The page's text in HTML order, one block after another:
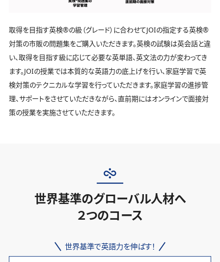
取得を目指す英検®️の級（グレード）に合わせてJOIの指定する英検®️
対策の市販の問題集をご購入いただきます。英検の試験は英会話と違
い、取得を目指す級に応じて必要な英単語、英文法の力が変わってき
ます。JOIの授業では本質的な英語力の底上げを行い、家庭学習で英
検対策のテクニカルな学習を行っていただきます。家庭学習の進捗管
理、サポートをさせていただきながら、直前期にはオンラインで面接対
策の授業を実施させていただきます。
世界基準のグローバル人材へ
２つのコース
世界基準で英語力を伸ばす！